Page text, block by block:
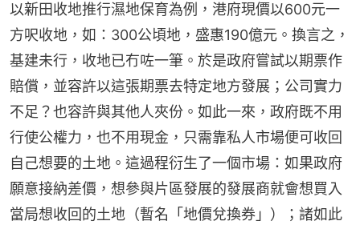
以新田收地推行濕地保育為例，港府現價以600元一
方呎收地，如：300公頃地，盛惠190億元。換言之，
基建未行，收地已冇咗一筆。於是政府嘗試以期票作
賠償，並容許以這張期票去特定地方發展；公司實力
不足？也容許與其他人夾份。如此一來，政府既不用
行使公權力，也不用現金，只需靠私人市場便可收回
自己想要的土地。這過程衍生了一個市場：如果政府
願意接納差價，想參與片區發展的發展商就會想買入
當局想收回的土地（暫名「地價兌換券」）；諸如此